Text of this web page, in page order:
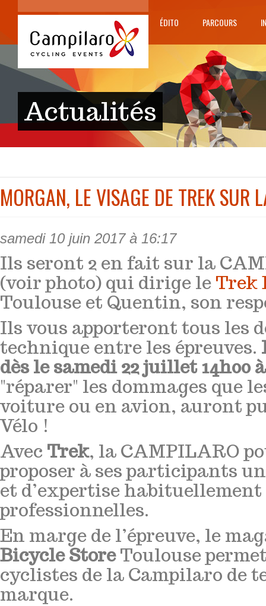
ÉDITO PARCOURS
Actualités
MORGAN, LE VISAGE DE TREK SUR
samedi 10 juin 2017 à 16:17
Ils seront 2 en fait sur la
(voir photo) qui dirige le Trek
Toulouse et Quentin, son
Ils vous apporteront tous les
technique entre les épreuves.
dès le samedi 22 juillet 14h00
"réparer" les dommages que
voiture ou en avion, auront
Vélo !
Avec Trek, la CAMPILARO
proposer à ses participants
et d’expertise
professionnelles.
En marge de l’épreuve, le
Bicycle StoreToulouse
cyclistes de la Campilaro de
marque.